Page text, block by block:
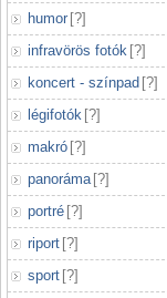
humor [?]
infravörös fotók [?]
koncert - színpad [?]
légifotók [?]
makró [?]
panoráma [?]
portré [?]
riport [?]
sport [?]